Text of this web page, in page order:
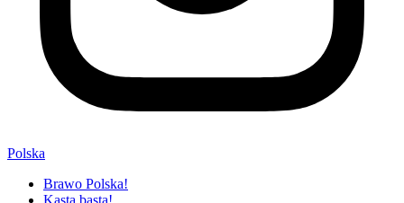
Polska
Brawo Polska!
Kasta basta!